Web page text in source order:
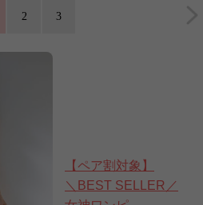
2 3
【ペア割対象】
＼BEST SELLER／